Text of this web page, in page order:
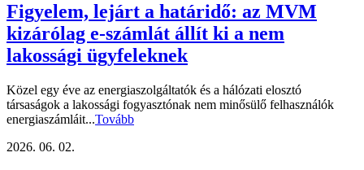
Figyelem, lejárt a határidő: az MVM
kizárólag e-számlát állít ki a nem
lakossági ügyfeleknek
Közel egy éve az energiaszolgáltatók és a hálózati elosztó
társaságok a lakossági fogyasztónak nem minősülő felhasználók
energiaszámláit...Tovább
2026. 06. 02.